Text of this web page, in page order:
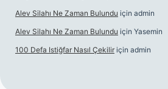
Alev Silahı Ne Zaman Bulundu için admin
Alev Silahı Ne Zaman Bulundu için Yasemin
100 Defa Istiğfar Nasıl Çekilir için admin